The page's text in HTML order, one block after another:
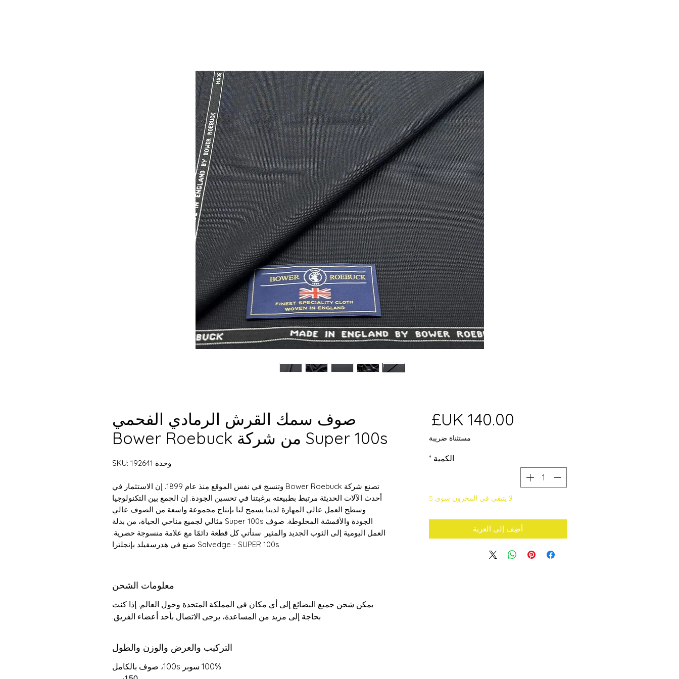
صوف سمك القرش الرمادي الفحمي
Super 100s من شركة Bower Roebuck
وحدة SKU: 192641
تصنع شركة Bower Roebuck وتنسج في نفس الموقع منذ عام 1899. إن الاستثمار في
أحدث الآلات الحديثة مرتبط بطبيعته برغبتنا في تحسين الجودة. إن الجمع بين التكنولوجيا
وسطح العمل عالي المهارة لدينا يسمح لنا بإنتاج مجموعة واسعة من الصوف عالي
الجودة والأقمشة المخلوطة. صوف Super 100s مثالي لجميع مناحي الحياة، من بدلة
العمل اليومية إلى الثوب الجديد والمثير. ستأتي كل قطعة دائمًا مع علامة منسوجة حصرية.
Salvedge - SUPER 100s صنع في هدرسفيلد بإنجلترا
معلومات الشحن
يمكن شحن جميع البضائع إلى أي مكان في المملكة المتحدة وحول العالم. إذا كنت
بحاجة إلى مزيد من المساعدة، يرجى الاتصال بأحد أعضاء الفريق.
التركيب والعرض والوزن والطول
100% سوبر 100s، صوف بالكامل
مستثناة ضريبة
الكمية *
لا يتبقى في المخزون سوى 5
أضِف إلى العربة